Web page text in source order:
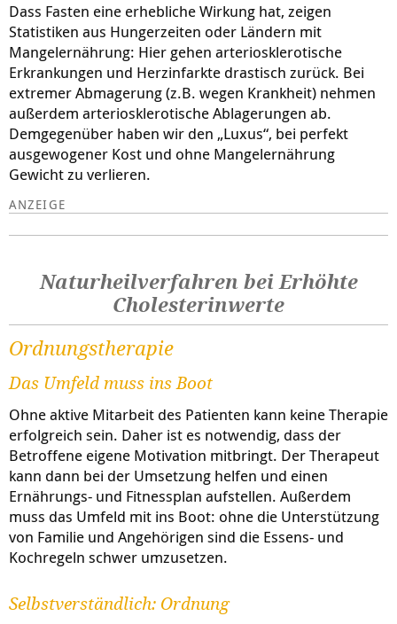
Dass Fasten eine erhebliche Wirkung hat, zeigen
Statistiken aus Hungerzeiten oder Ländern mit
Mangelernährung: Hier gehen arteriosklerotische
Erkrankungen und Herzinfarkte drastisch zurück. Bei
extremer Abmagerung (z.B. wegen Krankheit) nehmen
außerdem arteriosklerotische Ablagerungen ab.
Demgegenüber haben wir den „Luxus“, bei perfekt
ausgewogener Kost und ohne Mangelernährung
Gewicht zu verlieren.
Naturheilverfahren bei Erhöhte
Cholesterinwerte
Ordnungstherapie
Das Umfeld muss ins Boot
Ohne aktive Mitarbeit des Patienten kann keine Therapie
erfolgreich sein. Daher ist es notwendig, dass der
Betroffene eigene Motivation mitbringt. Der Therapeut
kann dann bei der Umsetzung helfen und einen
Ernährungs- und Fitnessplan aufstellen. Außerdem
muss das Umfeld mit ins Boot: ohne die Unterstützung
von Familie und Angehörigen sind die Essens- und
Kochregeln schwer umzusetzen.
Selbstverständlich: Ordnung